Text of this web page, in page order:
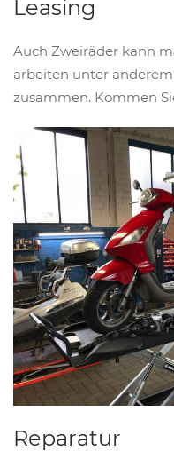
Leasing
Auch Zweiräder kann
arbeiten unter
zusammen. Kommen
Reparatur